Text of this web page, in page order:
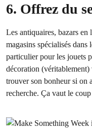
6. Offrez du
Les antiquaires, bazars
magasins spécialisés dans
particulier pour les jouets
décoration
trouver son bonheur si on
recherche. Ça vaut le coup